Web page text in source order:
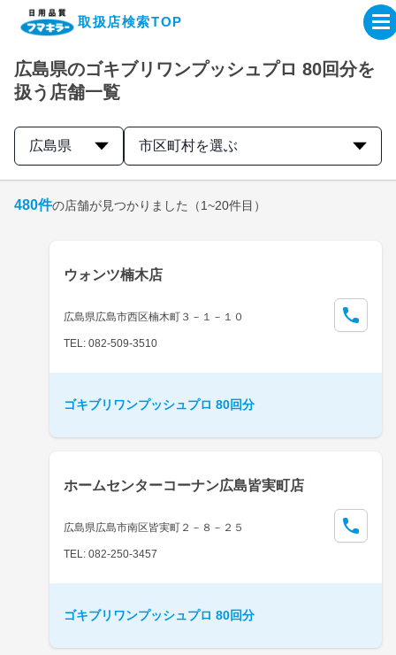
取扱店検索TOP
企業・IR情報サイト
製品情報サイト
取扱店検索はこちら
広島県のゴキブリワンプッシュプロ 80回分を
扱う店舗一覧
広島県 市区町村を選ぶ
480件の店舗が見つかりました （1~20件目）
ウォンツ楠木店
広島県広島市西区楠木町３－１－１０
TEL: 082-509-3510
ゴキブリワンプッシュプロ 80回分
ホームセンターコーナン広島皆実町店
広島県広島市南区皆実町２－８－２５
TEL: 082-250-3457
ゴキブリワンプッシュプロ 80回分